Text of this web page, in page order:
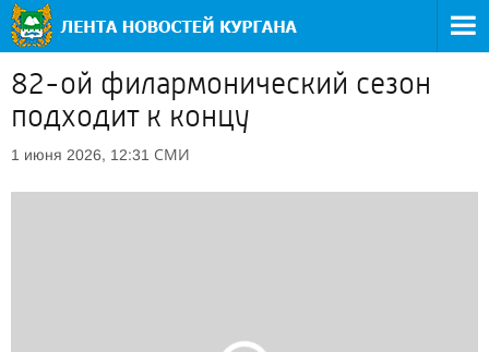
82-ой филармонический сезон
подходит к концу
1 июня 2026, 12:31 СМИ